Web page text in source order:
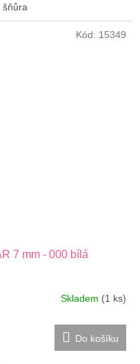
šňůra
7 mm - 000 bílá
Skladem (1 ks)
Do košíku
Kód: 15349